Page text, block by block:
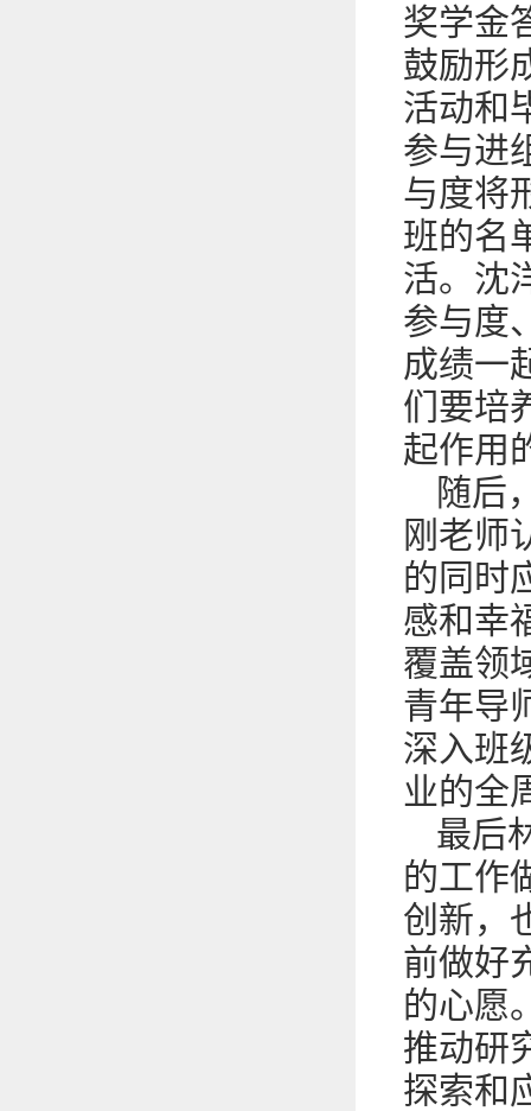
奖学金
鼓励形
活动和
参与进
与度将
班的名
活。沈
参与度
成绩一
们要培
起作用
随后
刚老师
的同时
感和幸
覆盖领
青年导
深入班
业的全
最后
的工作
创新，
前做好
的心愿
推动研
探索和